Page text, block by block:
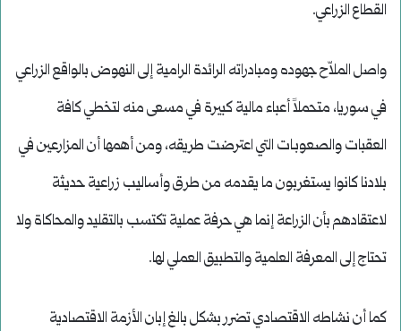
القطاع الزراعي.
واصل الملاّح جهوده ومبادراته الرائدة الرامية إلى النهوض بالواقع الزراعي
في سوريا، متحملاً أعباء مالية كبيرة في مسعى منه لتخطي كافة
العقبات والصعوبـات التي اعترضت طريقه، ومن أهمها أن المزارعين في
بلادنا كانوا يستغربون ما يقدمه من طرق وأساليب زراعية حديثة
لاعتقادهم بأن الزراعة إنما هي حرفة عملية تكتسب بالتقليد والمحاكاة ولا
تحتاج إلى المعرفة العلمية والتطبيق العملي لها.
كما أن نشاطه الاقتصادي تضرر بشكل بالغ إبان الأزمة الاقتصادية